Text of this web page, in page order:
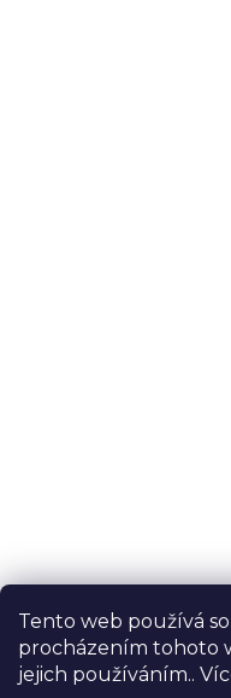
Tento web používá
procházením tohoto
jejich používáním..